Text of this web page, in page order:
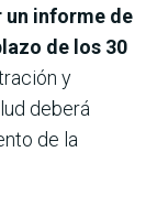
un informe de
de los 30
y
deberá
de la